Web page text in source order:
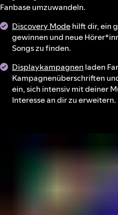
Fanbase umzuwandeln.
Discovery Modehilft dir, ein
gewinnen und neue
Songs zu finden.
Displaykampagnen laden
Kampagnenüberschriften
ein, sich intensiv mit deiner
Interesse an dir zu erweitern.